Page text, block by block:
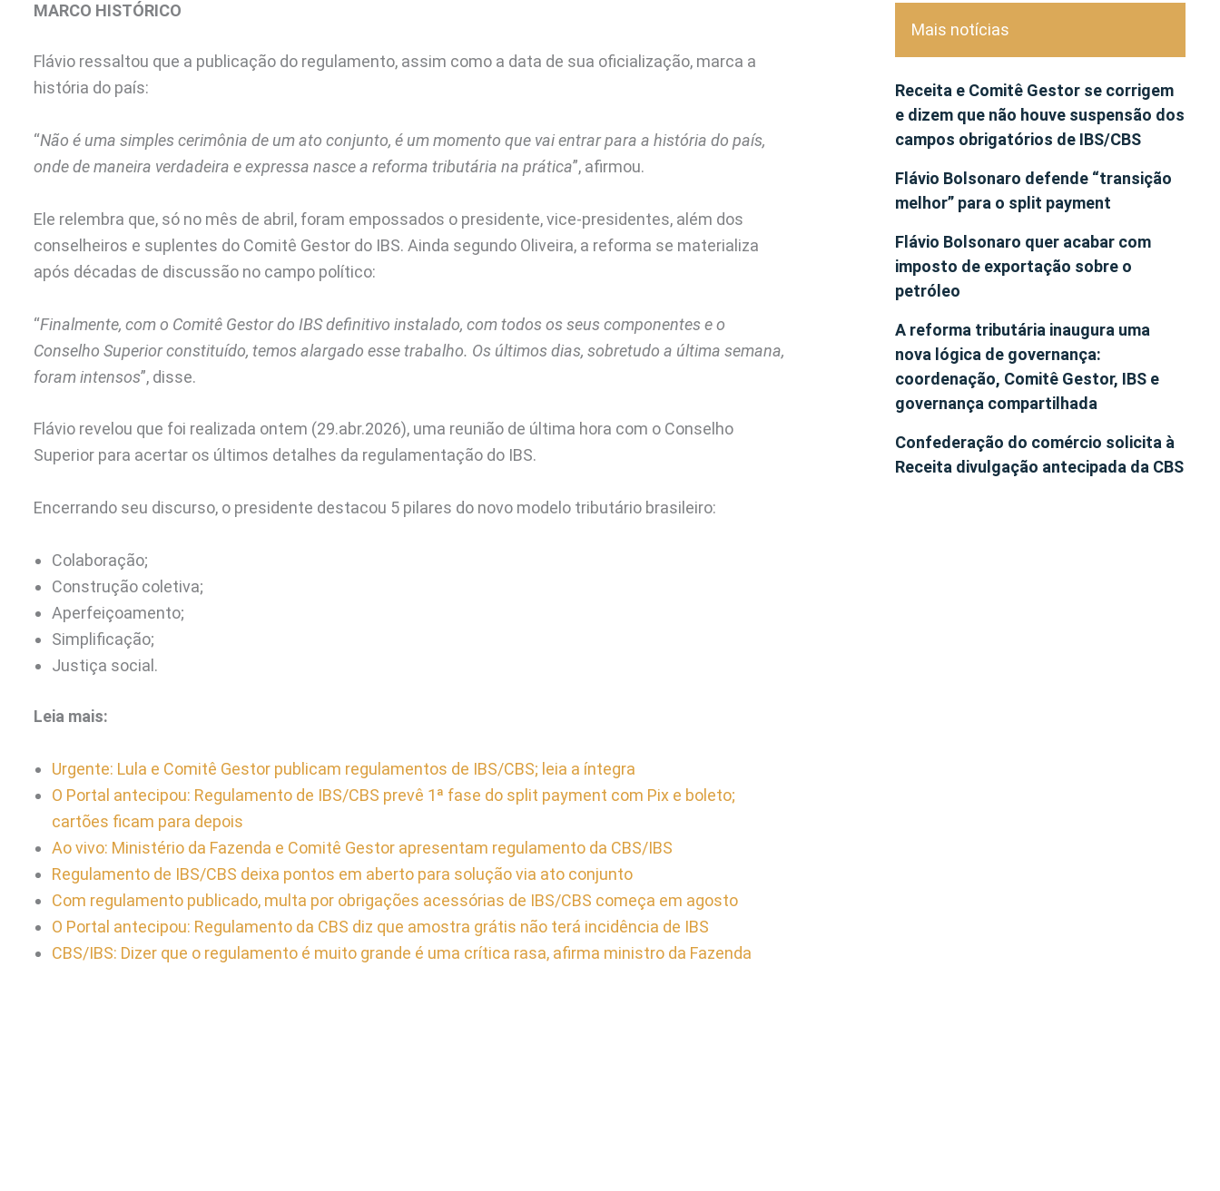
MARCO HISTÓRICO
Flávio ressaltou que a publicação do regulamento, assim como a data de sua oficialização, marca a
história do país:
“Não é uma simples cerimônia de um ato conjunto, é um momento que vai entrar para a história do país,
onde de maneira verdadeira e expressa nasce a reforma tributária na prática”, afirmou.
Ele relembra que, só no mês de abril, foram empossados o presidente, vice-presidentes, além dos
conselheiros e suplentes do Comitê Gestor do IBS. Ainda segundo Oliveira, a reforma se materializa
após décadas de discussão no campo político:
“Finalmente, com o Comitê Gestor do IBS definitivo instalado, com todos os seus componentes e o
Conselho Superior constituído, temos alargado esse trabalho. Os últimos dias, sobretudo a última semana,
foram intensos”, disse.
Flávio revelou que foi realizada ontem (29.abr.2026), uma reunião de última hora com o Conselho
Superior para acertar os últimos detalhes da regulamentação do IBS.
Encerrando seu discurso, o presidente destacou 5 pilares do novo modelo tributário brasileiro:
Colaboração;
Construção coletiva;
Aperfeiçoamento;
Simplificação;
Justiça social.
Leia mais:
Urgente: Lula e Comitê Gestor publicam regulamentos de IBS/CBS; leia a íntegra
O Portal antecipou: Regulamento de IBS/CBS prevê 1ª fase do split payment com Pix e boleto;
cartões ficam para depois
Ao vivo: Ministério da Fazenda e Comitê Gestor apresentam regulamento da CBS/IBS
Regulamento de IBS/CBS deixa pontos em aberto para solução via ato conjunto
Com regulamento publicado, multa por obrigações acessórias de IBS/CBS começa em agosto
O Portal antecipou: Regulamento da CBS diz que amostra grátis não terá incidência de IBS
CBS/IBS: Dizer que o regulamento é muito grande é uma crítica rasa, afirma ministro da Fazenda
Mais notícias
Receita e Comitê Gestor se corrigem
e dizem que não houve suspensão dos
campos obrigatórios de IBS/CBS
Flávio Bolsonaro defende “transição
melhor” para o split payment
Flávio Bolsonaro quer acabar com
imposto de exportação sobre o
petróleo
A reforma tributária inaugura uma
nova lógica de governança:
coordenação, Comitê Gestor, IBS e
governança compartilhada
Confederação do comércio solicita à
Receita divulgação antecipada da CBS